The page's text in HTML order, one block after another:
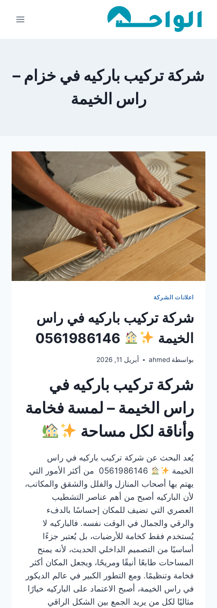
شركة تركيب باركيه في خزام –
راس الخيمة
اعلانات الشركة
شركة تركيب باركيه في راس
الخيمة
بواسطة ahmed أبريل 11, 2026
شركة تركيب باركيه في
راس الخيمة – لمسة فخامة
وأناقة لكل مساحة
يُعد البحث عن شركة تركيب باركيه في راس
الخيمة
0561986146 من أكثر الأمور التي
يهتم بها أصحاب المنازل والفلل والشقق والمكاتب،
لأن الباركيه أصبح من أهم عناصر التشطيب
العصري التي تضيف للمكان إحساسًا بالدفء
والرقي والجمال في الوقت نفسه. فالباركيه لا
يُستخدم فقط كخامة للأرضيات، بل يُعتبر جزءًا
أساسيًا من التصميم الداخلي الحديث، لأنه يمنح
المساحات طابعًا أنيقًا ومريحًا، ويجعل المكان أكثر
فخامة وتنظيمًا. ومع التطور الكبير في عالم الديكور
في راس الخيمة، أصبح الاعتماد على الباركيه خيارًا
مثاليًا لكل من يريد الجمع بين الشكل الراقي